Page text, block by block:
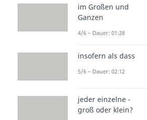
im Großen und
Ganzen
4/6 – Dauer: 01:28
insofern als dass
5/6 – Dauer: 02:12
jeder einzelne -
groß oder klein?